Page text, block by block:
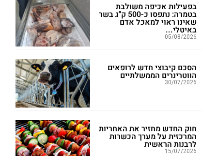
בפעילות אכיפה משולבת
בטמרה: נתפסו כ-500 ק"ג בשר
שאינו ראוי למאכל אדם
באיטלי...
05/08/2026
הסכם קיבוצי חדש לרופאים
הווטרינרים הממשלתיים
30/07/2026
חוק החדש מחזיר את האחריות
המרכזית על מערך הכשרות
לרבנות הראשית
15/07/2026